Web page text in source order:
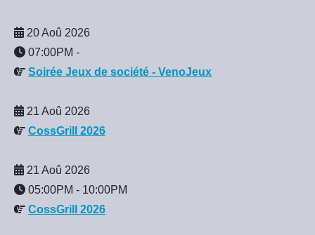
20 Aoû 2026
07:00PM -
Soirée Jeux de société - VenoJeux
21 Aoû 2026
CossGrill 2026
21 Aoû 2026
05:00PM - 10:00PM
CossGrill 2026